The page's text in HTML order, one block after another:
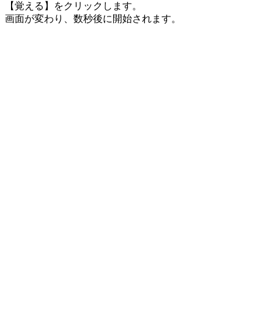
【覚える】をクリックします。
画面が変わり、数秒後に開始されます。